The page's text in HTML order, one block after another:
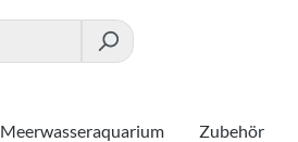
Meerwasseraquarium Zubehör